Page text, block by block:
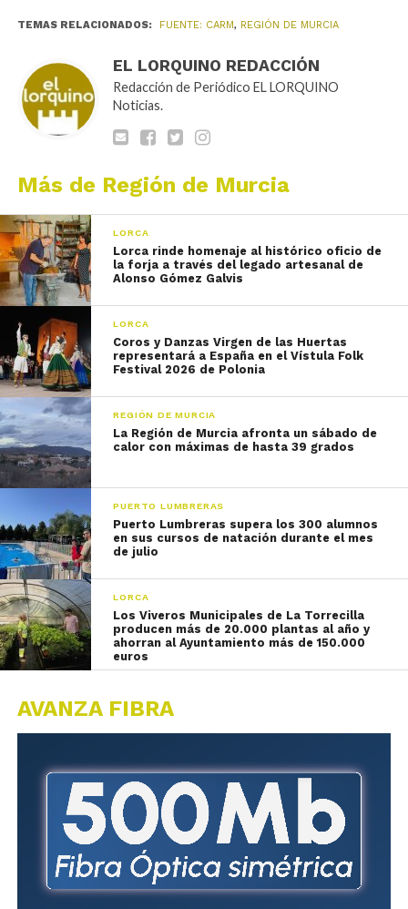
TEMAS RELACIONADOS: FUENTE: CARM, REGIÓN DE MURCIA
EL LORQUINO REDACCIÓN
Redacción de Periódico EL LORQUINO
Noticias.
Más de Región de Murcia
LORCA
Lorca rinde homenaje al histórico oficio de
la forja a través del legado artesanal de
Alonso Gómez Galvis
LORCA
Coros y Danzas Virgen de las Huertas
representará a España en el Vístula Folk
Festival 2026 de Polonia
REGIÓN DE MURCIA
La Región de Murcia afronta un sábado de
calor con máximas de hasta 39 grados
PUERTO LUMBRERAS
Puerto Lumbreras supera los 300 alumnos
en sus cursos de natación durante el mes
de julio
LORCA
Los Viveros Municipales de La Torrecilla
producen más de 20.000 plantas al año y
ahorran al Ayuntamiento más de 150.000
euros
AVANZA FIBRA